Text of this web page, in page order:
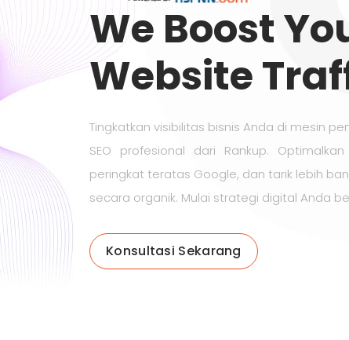
We Boost
Website
Tingkatkan visibilitas bisnis Anda di mesin
SEO profesional dari Rankup.
peringkat teratas Google, dan tarik lebih
secara organik. Mulai strategi digital Anda
Konsultasi Sekarang